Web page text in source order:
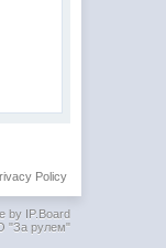
Policy
by IP.Board
"За рулем"